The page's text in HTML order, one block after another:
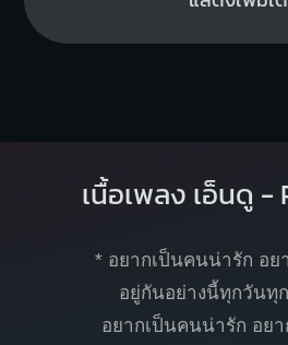
เนื้อเพลง เอ็นดู -
* อยากเป็นคนน่ารัก อย
อยู่กันอย่างนี้ทุกวันทุ
อยากเป็นคนน่ารัก อยา